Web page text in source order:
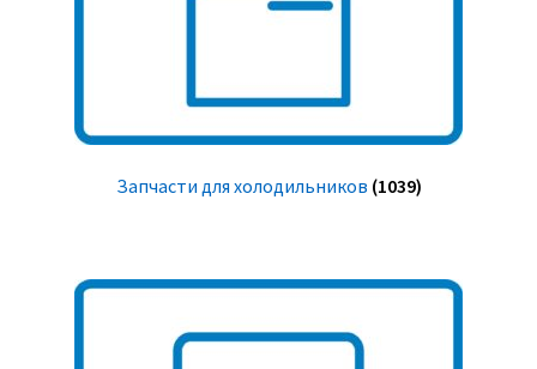
Запчасти для холодильников (1039)